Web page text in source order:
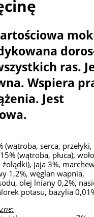
ras.
Wspiera
Jest
(wątroba, serca, przełyki,
(wątroba, płuca),
jaja 3%,
1,2%, węglan wapnia,
olej lniany 0,2%,
potasu, bazylia